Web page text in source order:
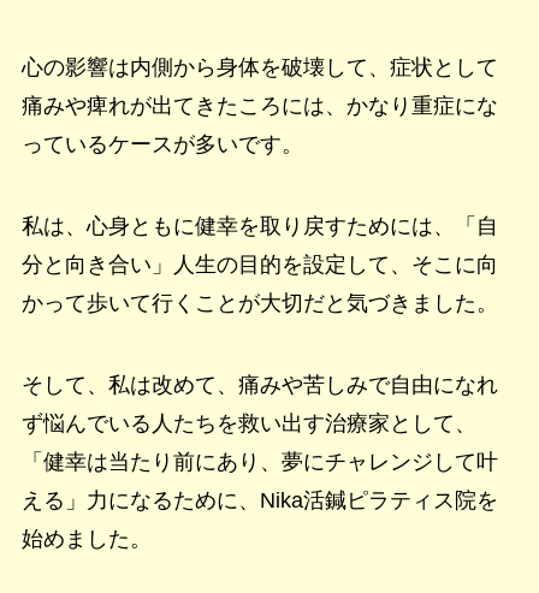
心の影響は内側から身体を破壊して、症状として
痛みや痺れが出てきたころには、かなり重症にな
っているケースが多いです。
私は、心身ともに健幸を取り戻すためには、「自
分と向き合い」人生の目的を設定して、そこに向
かって歩いて行くことが大切だと気づきました。
そして、私は改めて、痛みや苦しみで自由になれ
ず悩んでいる人たちを救い出す治療家として、
「健幸は当たり前にあり、夢にチャレンジして叶
える」力になるために、Nika活鍼ピラティス院を
始めました。